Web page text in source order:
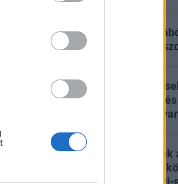
09:17
Miközben a
Tiszába
08:59
Sehol egy felhő,
komoly
hajnal után
Kemény feltételek
Államoknak: ezt
ország a